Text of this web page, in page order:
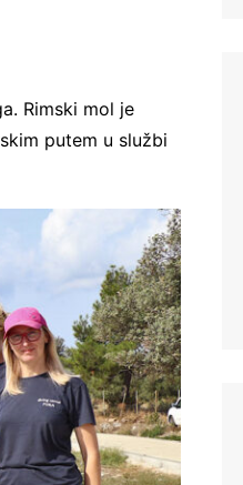
Rimski mol je
putem u službi